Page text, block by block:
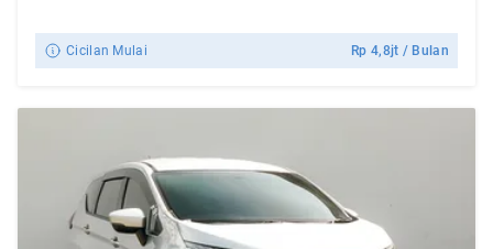
Cicilan Mulai Rp4,8jt / Bulan